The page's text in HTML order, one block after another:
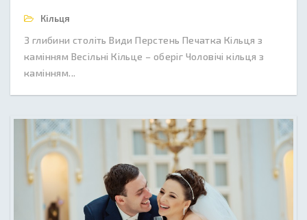
Кільця
З глибини століть Види Перстень Печатка Кільця з
камінням Весільні Кільце – оберіг Чоловічі кільця з
камінням...